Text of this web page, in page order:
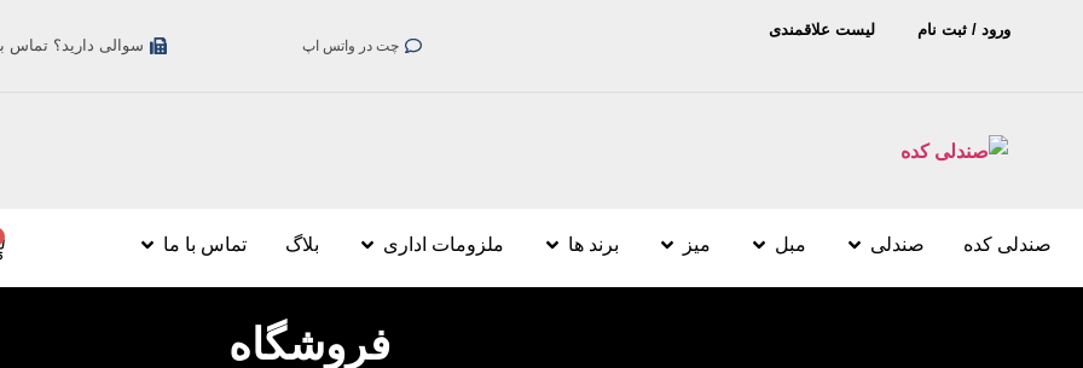
ورود / ثبت نام لیست علاقمندی
چت در واتس اپ سوالی دارید؟ تماس
صندلی کده صندلی مبل میز برند ها ملزومات اداری بلاگ تماس با ما
فروشگاه